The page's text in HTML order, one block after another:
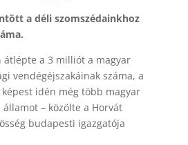
a déli szomszédainkhoz
átlépte a 3 milliót a magyar
vendégéjszakáinak száma, a
idén még több magyar
– közölte a Horvát
budapesti igazgatója